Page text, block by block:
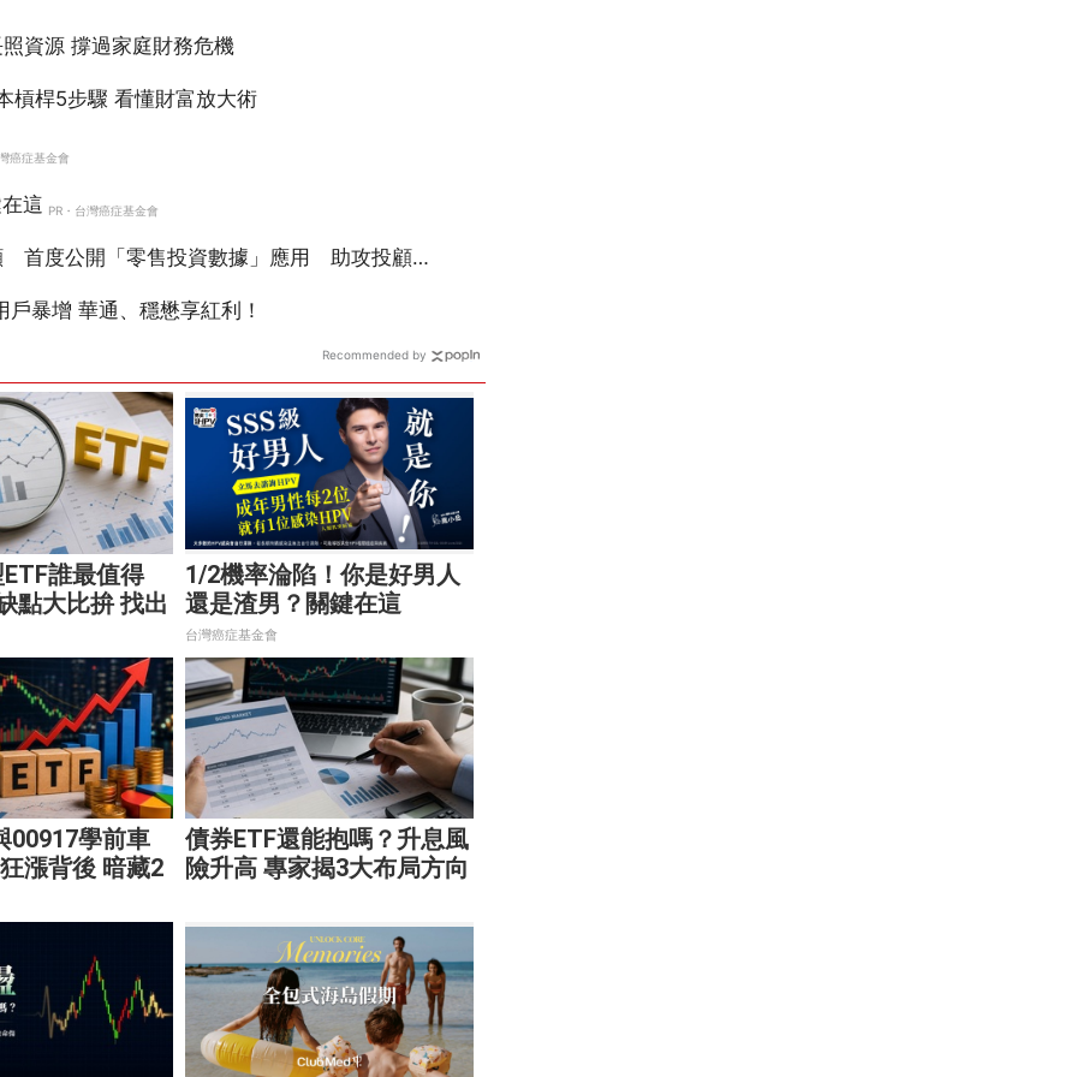
誰最值得
點大比拚 找出
1/2機率淪陷！你是好男人
還是渣男？關鍵在這
台灣癌症基金會
00917學前車
漲背後 暗藏2
債券ETF還能抱嗎？升息風
險升高 專家揭3大布局方向
Recommended by